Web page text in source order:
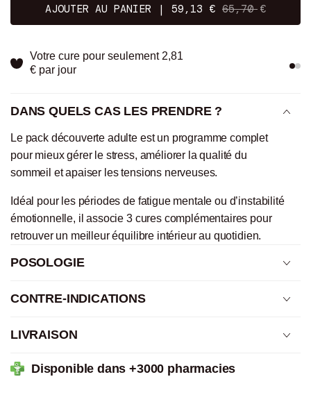
AJOUTER AU PANIER | 59,13 € 65,70 €
Votre cure pour seulement 2,81
€ par jour
DANS QUELS CAS LES PRENDRE ?
Le pack découverte adulte est un programme complet
pour mieux gérer le stress, améliorer la qualité du
sommeil et apaiser les tensions nerveuses.
Idéal pour les périodes de fatigue mentale ou d’instabilité
émotionnelle, il associe 3 cures complémentaires pour
retrouver un meilleur équilibre intérieur au quotidien.
POSOLOGIE
CONTRE-INDICATIONS
LIVRAISON
Disponible dans +3000 pharmacies